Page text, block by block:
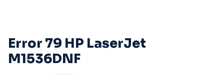
Error 79 HP LaserJet
M1536DNF